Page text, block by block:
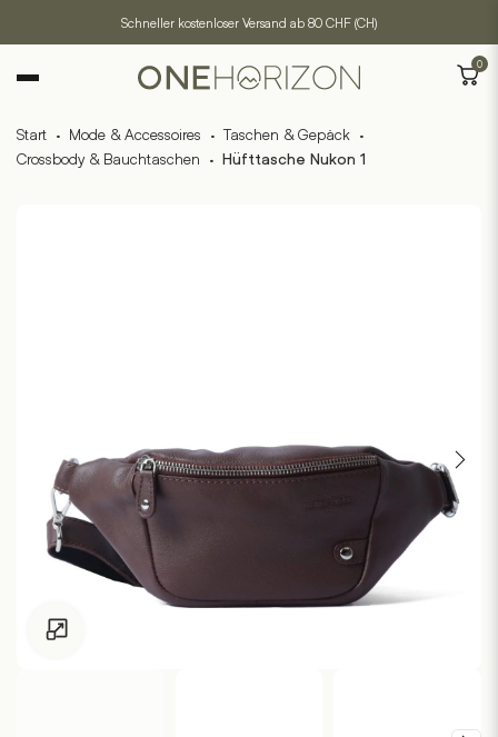
Schneller kostenloser Versand ab 80 CHF (CH)
0
Start · Mode & Accessoires · Taschen & Gepäck ·
Crossbody & Bauchtaschen · Hüfttasche Nukon 1